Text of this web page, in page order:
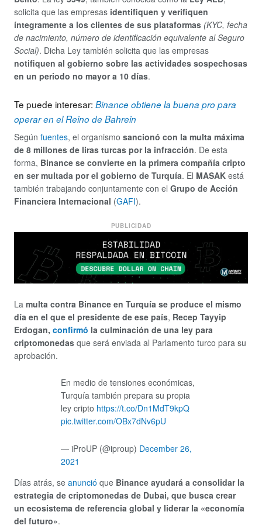
solicita que las empresas identifiquen y verifiquen
íntegramente a los clientes de sus plataformas (KYC, fecha
de nacimiento, número de identificación equivalente al Seguro
Social). Dicha Ley también solicita que las empresas
notifiquen al gobierno sobre las actividades sospechosas
en un periodo no mayor a 10 días.
Te puede interesar: Binance obtiene la buena pro para
operar en el Reino de Bahrein
Según fuentes, el organismo sancionó con la multa máxima
de 8 millones de liras turcas por la infracción. De esta
forma, Binance se convierte en la primera compañía cripto
en ser multada por el gobierno de Turquía. El MASAK está
también trabajando conjuntamente con el Grupo de Acción
Financiera Internacional (GAFI).
PUBLICIDAD
La multa contra Binance en Turquía se produce el mismo
día en el que el presidente de ese país, Recep Tayyip
Erdogan, confirmó la culminación de una ley para
criptomonedas que será enviada al Parlamento turco para su
aprobación.
En medio de tensiones económicas,
Turquía también prepara su propia
ley cripto https://t.co/Dn1MdT9kpQ
pic.twitter.com/OBx7dNv6pU
— iProUP (@iproup) December 26,
2021
Días atrás, se anunció que Binance ayudará a consolidar la
estrategia de criptomonedas de Dubai, que busca crear
un ecosistema de referencia global y liderar la «economía
del futuro».